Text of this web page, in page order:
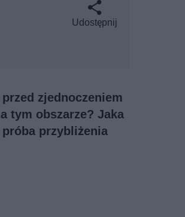
Udostępnij
zjednoczeniem
tym obszarze? Jaka
próba przybliżenia